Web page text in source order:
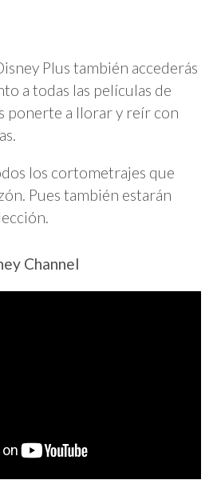
Plus también accederás
a todas las películas de
ponerte a llorar y reír con
los cortometrajes que
Pues también estarán
Channel